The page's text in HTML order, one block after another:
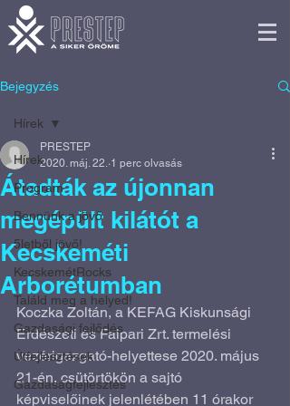
Bejegyzés
Hírek
Program
Bennünk a jövő
5letből jövő!
KecskemétRocks
Találd meg a helyed!
Gazdasági fejlődés
Útfejlesztések
Gazdaságfejlesztés
Hírek
Átadták az újonnan
megépült kilátót a
Kecskeméti
Arborétumban
PRESTEP
2020. máj. 22. 1 perc olvasás
Koczka Zoltán, a KEFAG Kiskunsági
Erdészeti és Faipari Zrt. termelési
vezérigazgató-helyettese 2020. május
21-én, csütörtökön a sajtó
képviselőinek jelenlétében 11 órakor